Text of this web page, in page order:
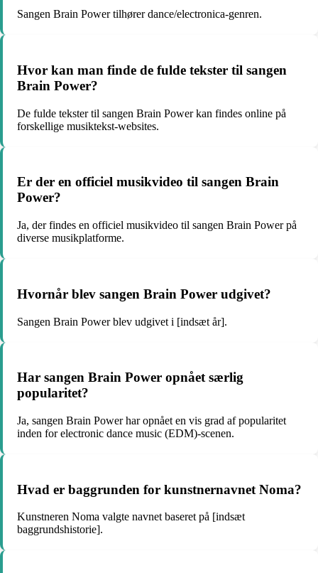
Sangen Brain Power tilhører dance/electronica-genren.
Hvor kan man finde de fulde tekster til sangen
Brain Power?
De fulde tekster til sangen Brain Power kan findes online på
forskellige musiktekst-websites.
Er der en officiel musikvideo til sangen Brain
Power?
Ja, der findes en officiel musikvideo til sangen Brain Power på
diverse musikplatforme.
Hvornår blev sangen Brain Power udgivet?
Sangen Brain Power blev udgivet i [indsæt år].
Har sangen Brain Power opnået særlig
popularitet?
Ja, sangen Brain Power har opnået en vis grad af popularitet
inden for electronic dance music (EDM)-scenen.
Hvad er baggrunden for kunstnernavnet Noma?
Kunstneren Noma valgte navnet baseret på [indsæt
baggrundshistorie].